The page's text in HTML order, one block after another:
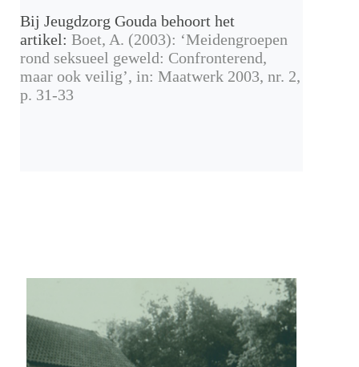
Bij Jeugdzorg Gouda behoort het
artikel: Boet, A. (2003): ‘Meidengroepen
rond seksueel geweld: Confronterend,
maar ook veilig’, in: Maatwerk 2003, nr. 2,
p. 31-33